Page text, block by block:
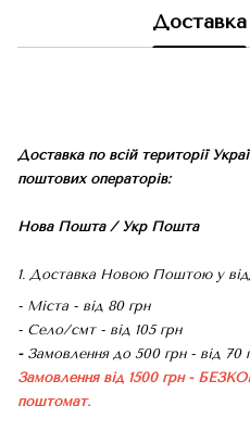
Доставка
Доставка по всій території
поштових операторів:
Нова Пошта / Укр Пошта
1. Доставка Новою Поштою у
- Міста - від 80 грн
- Село/смт - від 105 грн
-Замовлення до 500 грн - від 70
Замовлення від 1500 грн -
поштомат.